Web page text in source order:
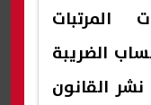
المرتبات
الضريبة
القانون